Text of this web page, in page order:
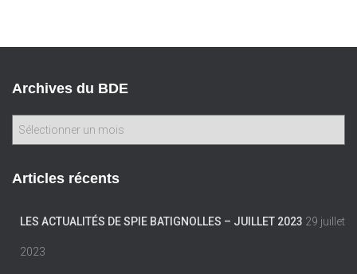
Archives du BDE
Articles récents
LES ACTUALITÉS DE SPIE BATIGNOLLES – JUILLET 2023 29 juillet
2023